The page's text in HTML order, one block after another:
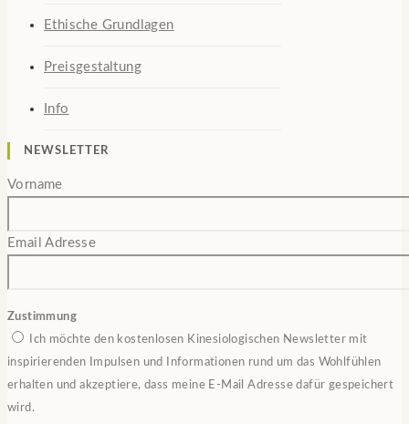
Ethische Grundlagen
Preisgestaltung
Info
NEWSLETTER
Vorname
Email Adresse
Zustimmung
Ich möchte den kostenlosen Kinesiologischen Newsletter mit
inspirierenden Impulsen und Informationen rund um das Wohlfühlen
erhalten und akzeptiere, dass meine E-Mail Adresse dafür gespeichert
wird.